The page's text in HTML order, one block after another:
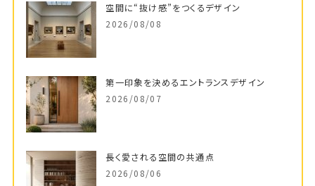
空間に“抜け感”をつくるデザイン
2026/08/08
第一印象を決めるエントランスデザイン
2026/08/07
長く愛される空間の共通点
2026/08/06